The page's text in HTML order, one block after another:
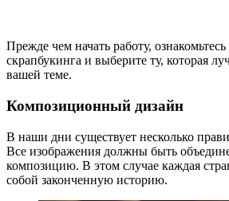
Прежде чем начать работу,
скрапбукинга и выберите ту, которая
вашей теме.
Композиционный дизайн
В наши дни существует несколько
Все изображения должны быть
композицию. В этом случае каждая
собой законченную историю.